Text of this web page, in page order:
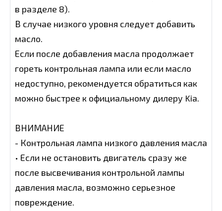
в разделе 8).
В случае низкого уровня следует добавить
масло.
Если после добавления масла продолжает
гореть контрольная лампа или если масло
недоступно, рекомендуется обратиться как
можно быстрее к официальному дилеру Kia.
ВНИМАНИЕ
- Контрольная лампа низкого давления масла
• Если не остановить двигатель сразу же
после высвечивания контрольной лампы
давления масла, возможно серьезное
повреждение.